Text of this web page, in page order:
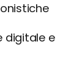
digitale e